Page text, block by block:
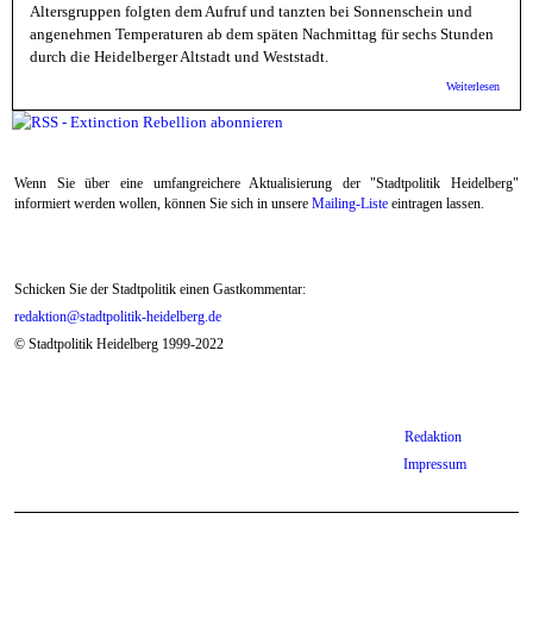
Altersgruppen folgten dem Aufruf und tanzten bei Sonnenschein und
angenehmen Temperaturen ab dem späten Nachmittag für sechs Stunden
durch die Heidelberger Altstadt und Weststadt.
Weiterlesen
Wenn Sie über eine umfangreichere Aktualisierung der "Stadtpolitik Heidelberg"
informiert werden wollen, können Sie sich in unsere Mailing-Liste eintragen lassen.
Schicken Sie der Stadtpolitik einen Gastkommentar:
redaktion@stadtpolitik-heidelberg.de
© Stadtpolitik Heidelberg 1999-2022
Redaktion
Impressum